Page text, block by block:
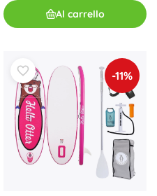
Al carrello
-11%